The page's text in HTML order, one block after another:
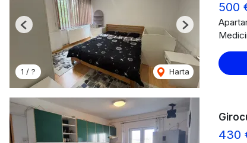
1 / ? Harta
Previous Next
500
430